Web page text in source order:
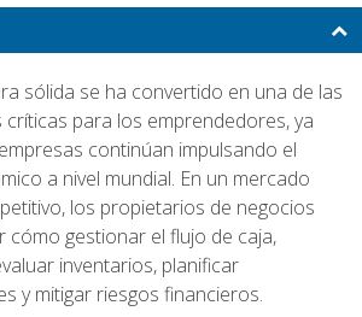
sólida se ha convertido en una de las
para los emprendedores, ya
continúan impulsando el
a nivel mundial. En un mercado
los propietarios de negocios
cómo gestionar el flujo de caja,
inventarios, planificar
y mitigar riesgos financieros.